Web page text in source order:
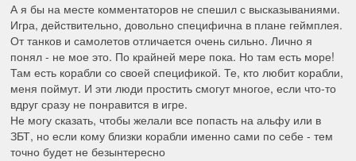
А я бы на месте комментаторов не спешил с высказываниями.
Игра, действительно, довольно специфична в плане геймплея.
От танков и самолетов отличается очень сильно. Лично я
понял - не мое это. По крайней мере пока. Но там есть море!
Там есть корабли со своей спецификой. Те, кто любит корабли,
меня поймут. И эти люди простить смогут многое, если что-то
вдруг сразу не понравится в игре.
Не могу сказать, чтобы желали все попасть на альфу или в
ЗБТ, но если кому близки корабли именно сами по себе - тем
точно будет не безынтересно